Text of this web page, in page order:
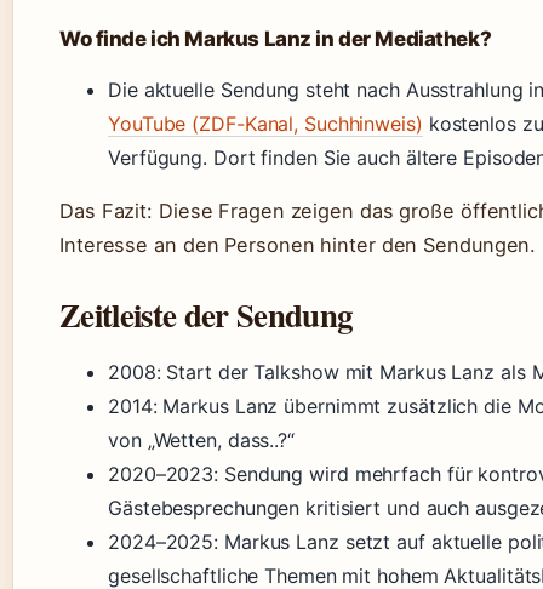
Wo finde ich Markus Lanz in der Mediathek?
Die aktuelle Sendung steht nach Ausstrahlung
YouTube (ZDF-Kanal, Suchhinweis) kostenlos
Verfügung. Dort finden Sie auch ältere
Das Fazit: Diese Fragen zeigen das große
Interesse an den Personen hinter den Sendungen.
Zeitleiste der Sendung
2008: Start der Talkshow mit Markus Lanz als
2014: Markus Lanz übernimmt zusätzlich die
von „Wetten, dass..?“
2020–2023: Sendung wird mehrfach für
Gästebesprechungen kritisiert und auch
2024–2025: Markus Lanz setzt auf aktuelle
gesellschaftliche Themen mit hohem